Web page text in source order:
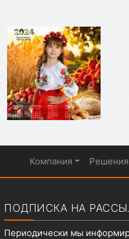
Показать меню
Компания Решения
ПОДПИСКА НА
Периодически мы